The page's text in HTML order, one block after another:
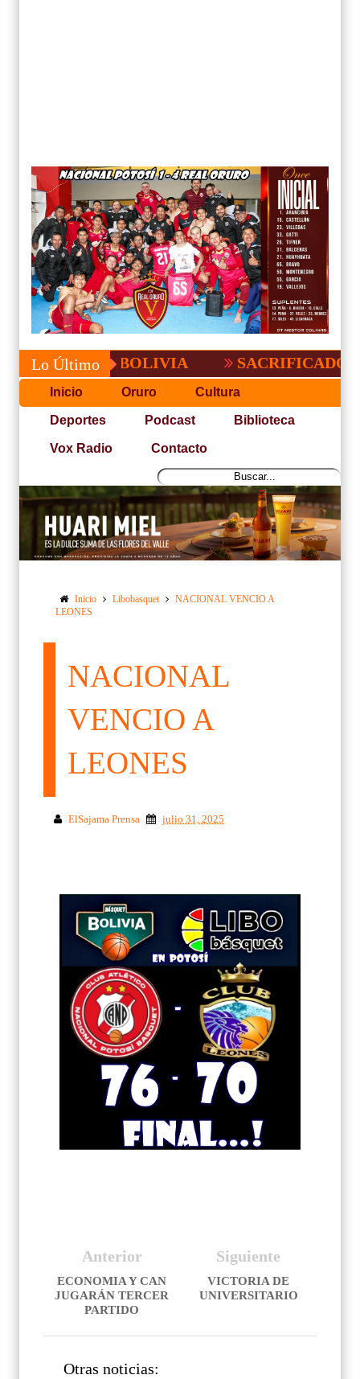
Lo Último
EN BOLIVIA SACRIFICADO
Inicio Oruro Cultura
Deportes Podcast Biblioteca
Vox Radio Contacto
Inicio Libobasquet
NACIONAL VENCIO A
LEONES
NACIONAL
VENCIO A
LEONES
ElSajama Prensa julio 31, 2025
Siguiente
VICTORIA DE
UNIVERSITARIO
Anterior
ECONOMIA Y CAN
JUGARÁN TERCER
PARTIDO
Otras noticias: